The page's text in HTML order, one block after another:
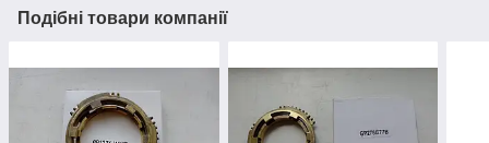
Подібні товари компанії